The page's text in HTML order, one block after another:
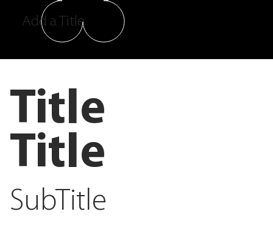
Add a Title
Title
Title
SubTitle